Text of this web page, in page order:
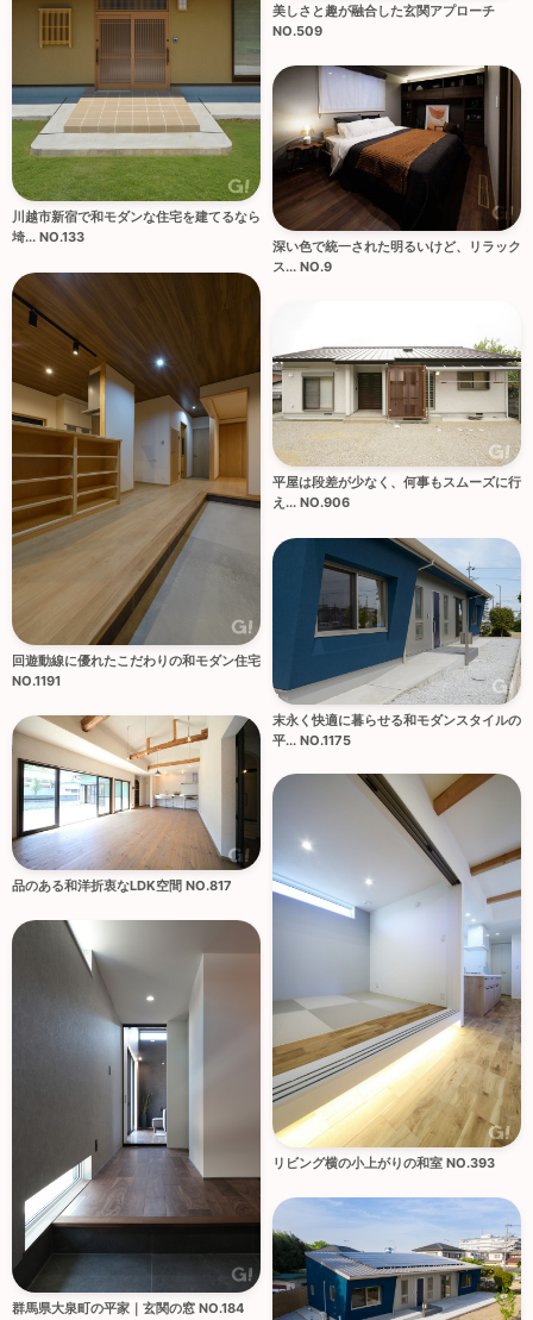
川越市新宿で和モダンな住宅を建てるなら
埼... NO.133
美しさと趣が融合した玄関アプローチ
NO.509
深い色で統一された明るいけど、リラック
ス... NO.9
回遊動線に優れたこだわりの和モダン住宅
NO.1191
平屋は段差が少なく、何事もスムーズに行
え... NO.906
末永く快適に暮らせる和モダンスタイルの
平... NO.1175
品のある和洋折衷なLDK空間 NO.817
リビング横の小上がりの和室 NO.393
群馬県大泉町の平家｜玄関の窓 NO.184